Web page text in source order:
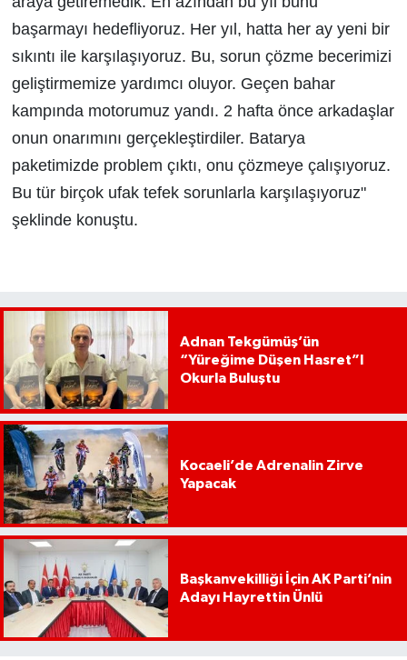
başarmayı hedefliyoruz. Her yıl, hatta her ay yeni bir
sıkıntı ile karşılaşıyoruz. Bu, sorun çözme becerimizi
geliştirmemize yardımcı oluyor. Geçen bahar
kampında motorumuz yandı. 2 hafta önce arkadaşlar
onun onarımını gerçekleştirdiler. Batarya
paketimizde problem çıktı, onu çözmeye çalışıyoruz.
Bu tür birçok ufak tefek sorunlarla karşılaşıyoruz"
şeklinde konuştu.
Adnan Tekgümüş’ün
“Yüreğime Düşen Hasret”I
Okurla Buluştu
Kocaeli’de Adrenalin Zirve
Yapacak
Başkanvekilliği İçin AK Parti’nin
Adayı Hayrettin Ünlü